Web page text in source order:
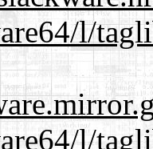
l/
l/